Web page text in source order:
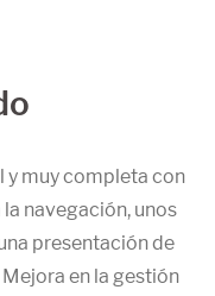
y muy completa con
navegación, unos
presentación de
en la gestión